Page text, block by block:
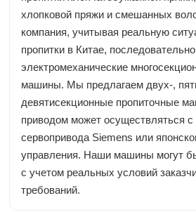
хлопковой пряжи и смешанных
компания, учитывая реальную
пропитки в Китае,
электромеханические
машины. Мы предлагаем двух-,
девятисекционные пропиточные
приводом может осуществляться
сервопривода Siemens или
управления. Наши машины могут
с учетом реальных условий
требований.